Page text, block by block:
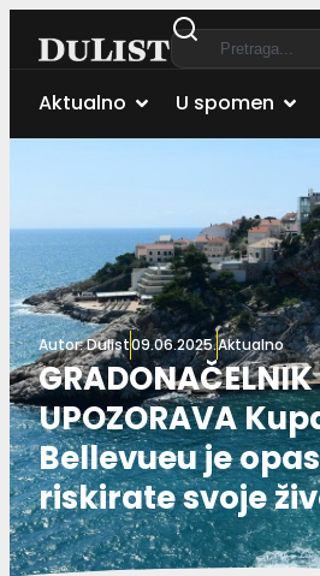
Aktualno U spomen
Autor:Dulist09.06.2025.Aktualno
GRADONAČELNIK
UPOZORAVA
Bellevueu je
riskirate svoje